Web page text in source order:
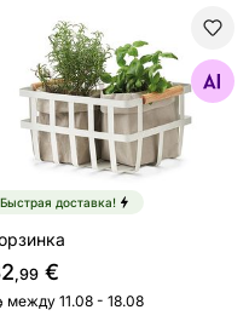
Корзинка
Найдите похожие
Быстрая доставка!
,99 €
между 11.08 - 18.08